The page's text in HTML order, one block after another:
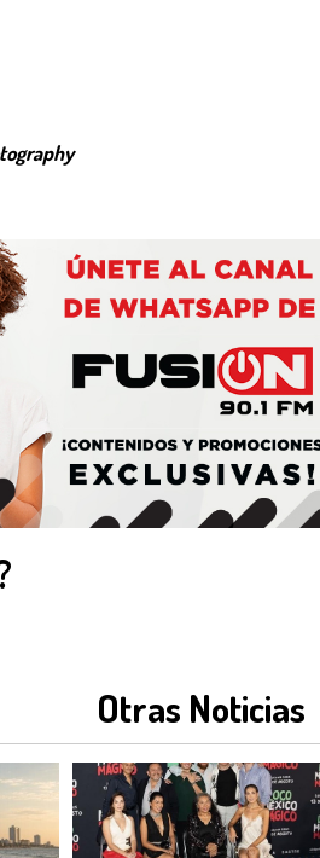
Otras Noticias